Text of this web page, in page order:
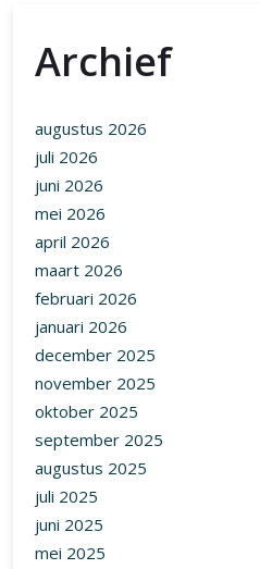
Archief
augustus 2026
juli 2026
juni 2026
mei 2026
april 2026
maart 2026
februari 2026
januari 2026
december 2025
november 2025
oktober 2025
september 2025
augustus 2025
juli 2025
juni 2025
mei 2025